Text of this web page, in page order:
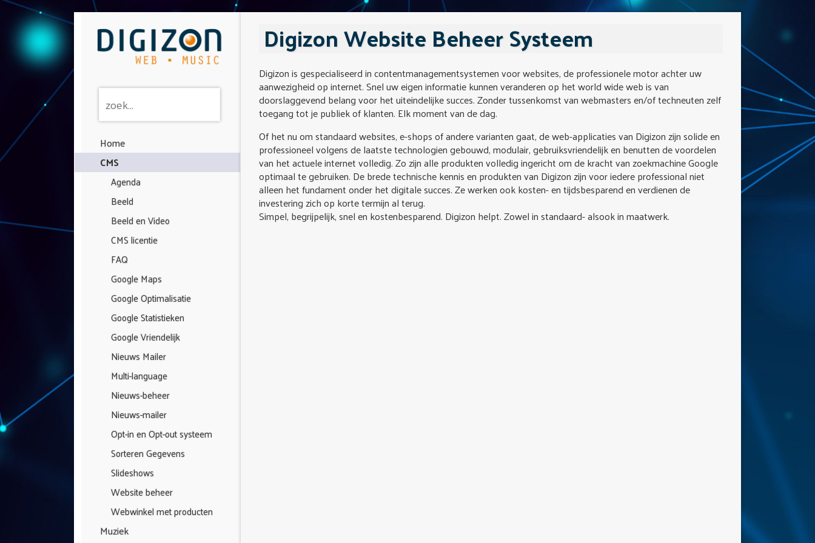
Home
CMS
Agenda
Beeld
Beeld en Video
CMS licentie
FAQ
Google Maps
Google Optimalisatie
Google Statistieken
Google Vriendelijk
Nieuws Mailer
Multi-language
Nieuws-beheer
Nieuws-mailer
Opt-in en Opt-out systeem
Sorteren Gegevens
Slideshows
Website beheer
Webwinkel met producten
Muziek
Digizon Website Beheer Systeem
Digizon is gespecialiseerd in contentmanagementsystemen voor websites, de professionele motor achter uw
aanwezigheid op internet. Snel uw eigen informatie kunnen veranderen op het world wide web is van
doorslaggevend belang voor het uiteindelijke succes. Zonder tussenkomst van webmasters en/of techneuten zelf
toegang tot je publiek of klanten. Elk moment van de dag.
Of het nu om standaard websites, e-shops of andere varianten gaat, de web-applicaties van Digizon zijn solide en
professioneel volgens de laatste technologien gebouwd, modulair, gebruiksvriendelijk en benutten de voordelen
van het actuele internet volledig. Zo zijn alle produkten volledig ingericht om de kracht van zoekmachine Google
optimaal te gebruiken. De brede technische kennis en produkten van Digizon zijn voor iedere professional niet
alleen het fundament onder het digitale succes. Ze werken ook kosten- en tijdsbesparend en verdienen de
investering zich op korte termijn al terug.
Simpel, begrijpelijk, snel en kostenbesparend. Digizon helpt. Zowel in standaard- alsook in maatwerk.